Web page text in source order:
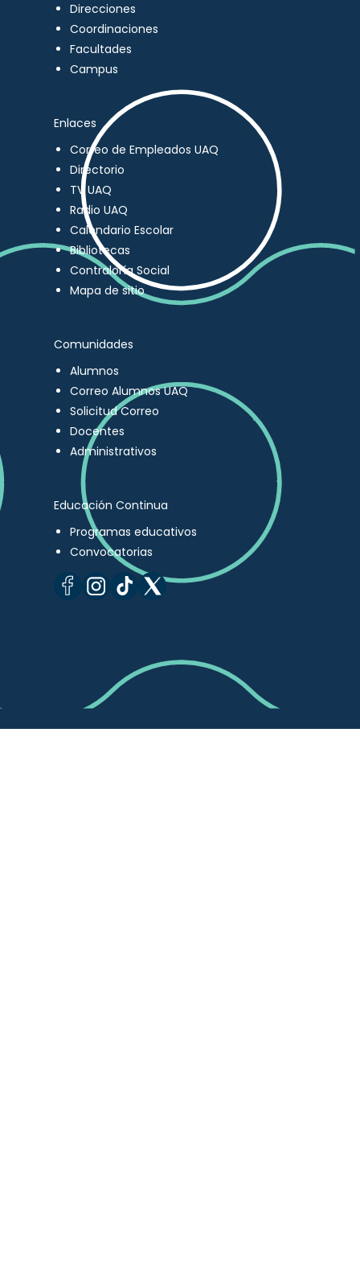
Direcciones
Coordinaciones
Facultades
Campus
Enlaces
Correo de Empleados UAQ
Directorio
TV UAQ
Radio UAQ
Calendario Escolar
Bibliotecas
Contraloría Social
Mapa de sitio
Comunidades
Alumnos
Correo Alumnos UAQ
Solicitud Correo
Docentes
Administrativos
Educación Continua
Programas educativos
Convocatorias